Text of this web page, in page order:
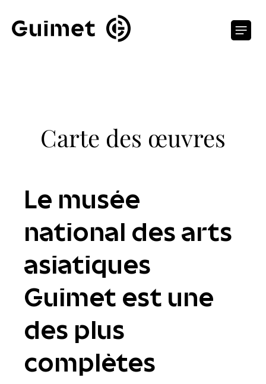
Carte des œuvres
Le musée
national des arts
asiatiques
Guimet est une
des plus
complètes